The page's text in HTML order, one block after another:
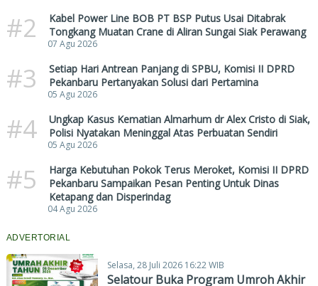
#2
Kabel Power Line BOB PT BSP Putus Usai Ditabrak
Tongkang Muatan Crane di Aliran Sungai Siak Perawang
07 Agu 2026
#3
Setiap Hari Antrean Panjang di SPBU, Komisi II DPRD
Pekanbaru Pertanyakan Solusi dari Pertamina
05 Agu 2026
#4
Ungkap Kasus Kematian Almarhum dr Alex Cristo di Siak,
Polisi Nyatakan Meninggal Atas Perbuatan Sendiri
05 Agu 2026
#5
Harga Kebutuhan Pokok Terus Meroket, Komisi II DPRD
Pekanbaru Sampaikan Pesan Penting Untuk Dinas
Ketapang dan Disperindag
04 Agu 2026
ADVERTORIAL
Selasa, 28 Juli 2026 16:22 WIB
Selatour Buka Program Umroh Akhir